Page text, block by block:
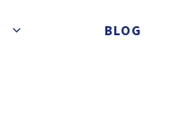
BLOG